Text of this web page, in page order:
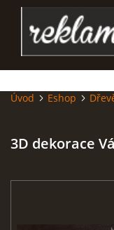
ÚVOD
REKLAMNÍ -
POLEPY VOZIDEL
SUBLIMAČNÍ
Úvod Eshop
3D dekorace